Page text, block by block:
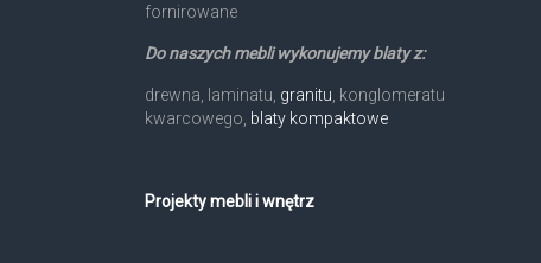
fornirowane
Do naszych mebli wykonujemy blaty z:
drewna, laminatu, granitu , konglomeratu
kwarcowego, blaty kompaktowe
Projekty mebli i wnętrz